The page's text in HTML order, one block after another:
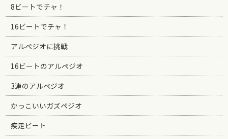
8ビートでチャ！
16ビートでチャ！
アルペジオに挑戦
16ビートのアルペジオ
3連のアルペジオ
かっこいいガズペジオ
疾走ビート